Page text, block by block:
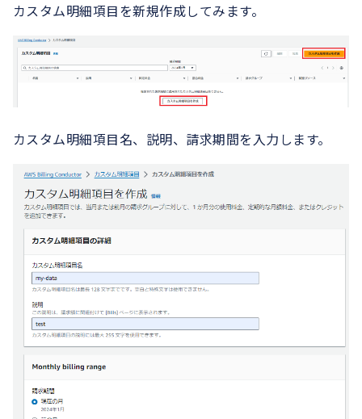
カスタム明細項目を新規作成してみます。
カスタム明細項目名、説明、請求期間を入力します。